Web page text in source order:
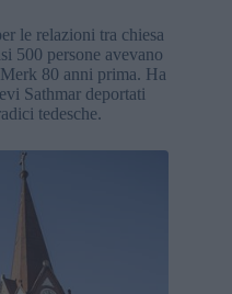
le relazioni tra chiesa
500 persone avevano
80 anni prima. Ha
Sathmar deportati
tedesche.